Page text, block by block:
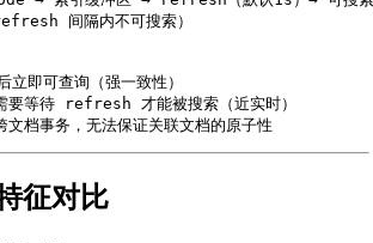
间隔内不可搜索）
即可查询（强一致性）
等待 refresh 才能被搜索（近实时）
征对比